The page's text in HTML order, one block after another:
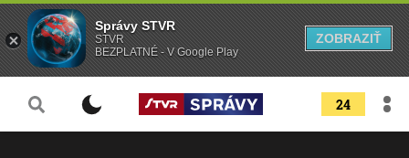
24
Správy STVR
STVR
BEZPLATNÉ - V Google Play
ZOBRAZIŤ